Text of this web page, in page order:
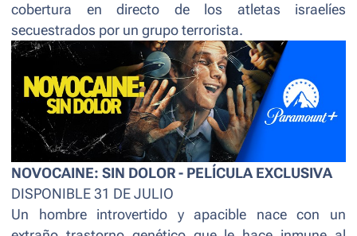
cobertura en directo de los atletas israelíes
secuestrados por un grupo terrorista.
NOVOCAINE: SIN DOLOR - PELÍCULA EXCLUSIVA
DISPONIBLE 31 DE JULIO
Un hombre introvertido y apacible nace con un